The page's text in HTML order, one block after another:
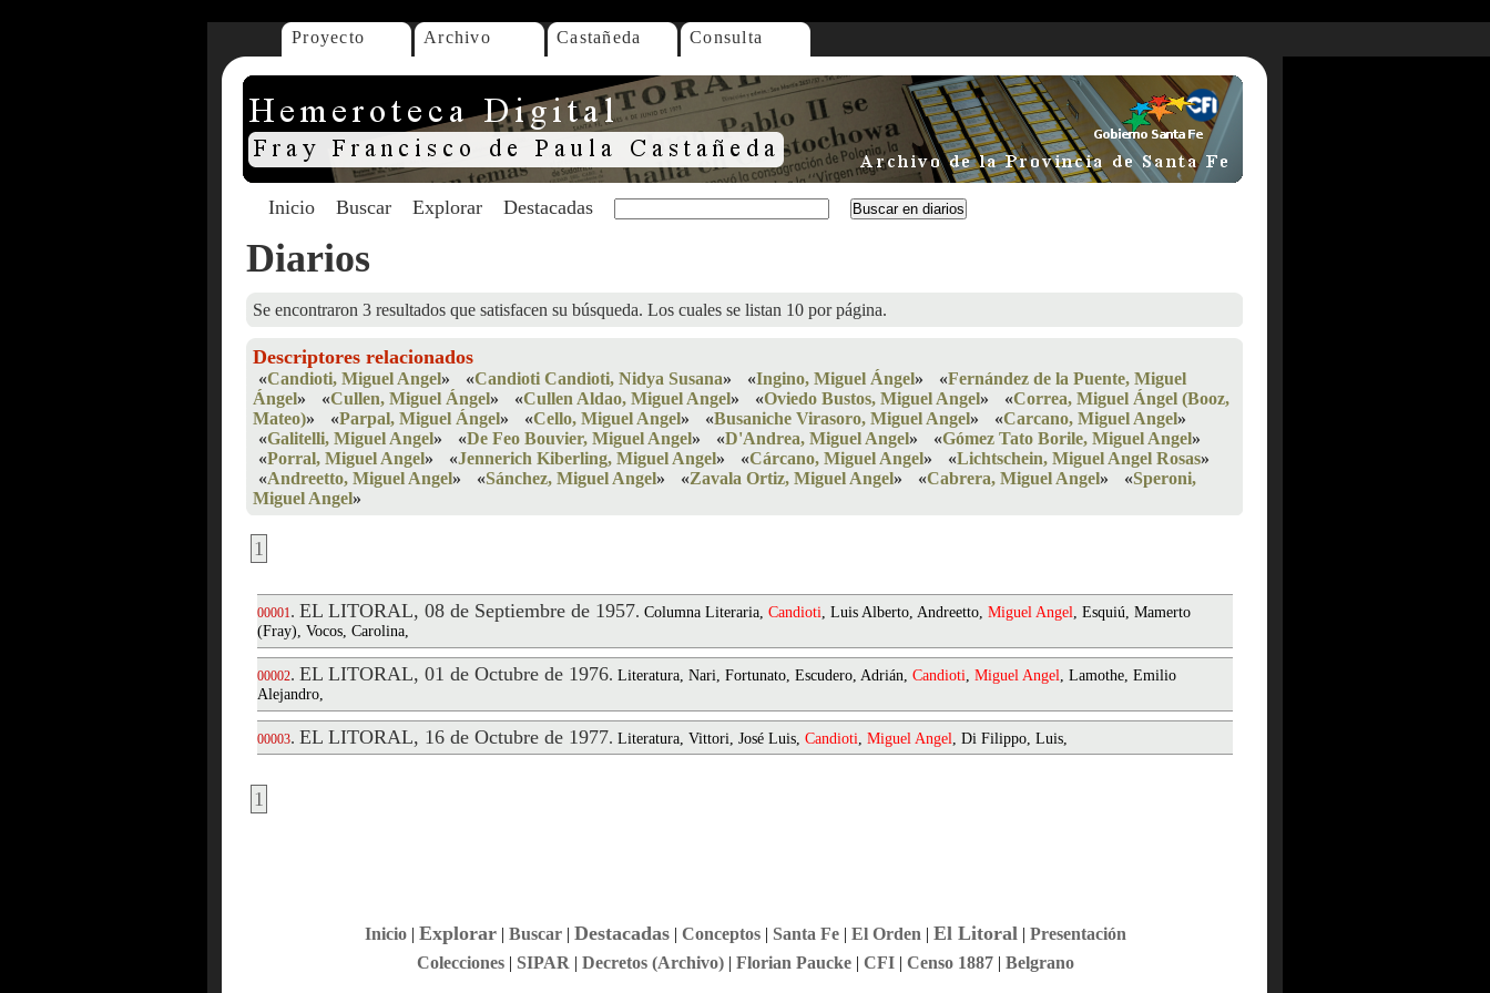
Proyecto Archivo Castañeda Consulta
Inicio Buscar Explorar Destacadas
Diarios
Se encontraron 3 resultados que satisfacen su búsqueda. Los cuales se listan 10 por página.
Descriptores relacionados
«Candioti, Miguel Angel» «Candioti Candioti, Nidya Susana» «Ingino, Miguel Ángel» «Fernández de la Puente, Miguel
Ángel» «Cullen, Miguel Ángel» «Cullen Aldao, Miguel Angel» «Oviedo Bustos, Miguel Angel» «Correa, Miguel Ángel (Booz,
Mateo)» «Parpal, Miguel Ángel» «Cello, Miguel Angel» «Busaniche Virasoro, Miguel Angel» «Carcano, Miguel Angel»
«Galitelli, Miguel Angel» «De Feo Bouvier, Miguel Angel» «D'Andrea, Miguel Angel» «Gómez Tato Borile, Miguel Angel»
«Porral, Miguel Angel» «Jennerich Kiberling, Miguel Angel» «Cárcano, Miguel Angel» «Lichtschein, Miguel Angel Rosas»
«Andreetto, Miguel Angel» «Sánchez, Miguel Angel» «Zavala Ortiz, Miguel Angel» «Cabrera, Miguel Angel» «Speroni,
Miguel Angel»
1
00001. EL LITORAL, 08 de Septiembre de 1957. Columna Literaria, Candioti, Luis Alberto, Andreetto, Miguel Angel, Esquiú, Mamerto
(Fray), Vocos, Carolina,
00002. EL LITORAL, 01 de Octubre de 1976. Literatura, Nari, Fortunato, Escudero, Adrián, Candioti, Miguel Angel, Lamothe, Emilio
Alejandro,
00003. EL LITORAL, 16 de Octubre de 1977. Literatura, Vittori, José Luis, Candioti, Miguel Angel, Di Filippo, Luis,
1
Inicio| Explorar| Buscar| Destacadas| Conceptos| Santa Fe| El Orden | El Litoral | Presentación
Colecciones| SIPAR | Decretos (Archivo)| Florian Paucke| CFI| Censo 1887| Belgrano